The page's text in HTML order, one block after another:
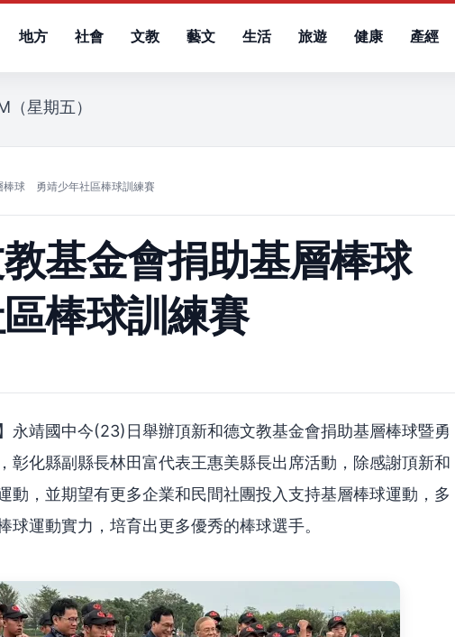
地方 社會 文教 藝文 生活 旅遊 健康 產經
星期五）
棒球 勇靖少年社區棒球訓練賽
基金會捐助基層棒球
棒球訓練賽
永靖國中今(23)日舉辦頂新和德文教基金會捐助基層棒球暨勇
彰化縣副縣長林田富代表王惠美縣長出席活動，除感謝頂新和
動，並期望有更多企業和民間社團投入支持基層棒球運動，多
球運動實力，培育出更多優秀的棒球選手。